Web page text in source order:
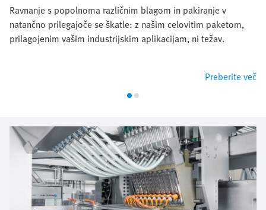
Ravnanje s popolnoma različnim blagom in pakiranje v
natančno prilegajoče se škatle: z našim celovitim paketom,
prilagojenim vašim industrijskim aplikacijam, ni težav.
Preberite več